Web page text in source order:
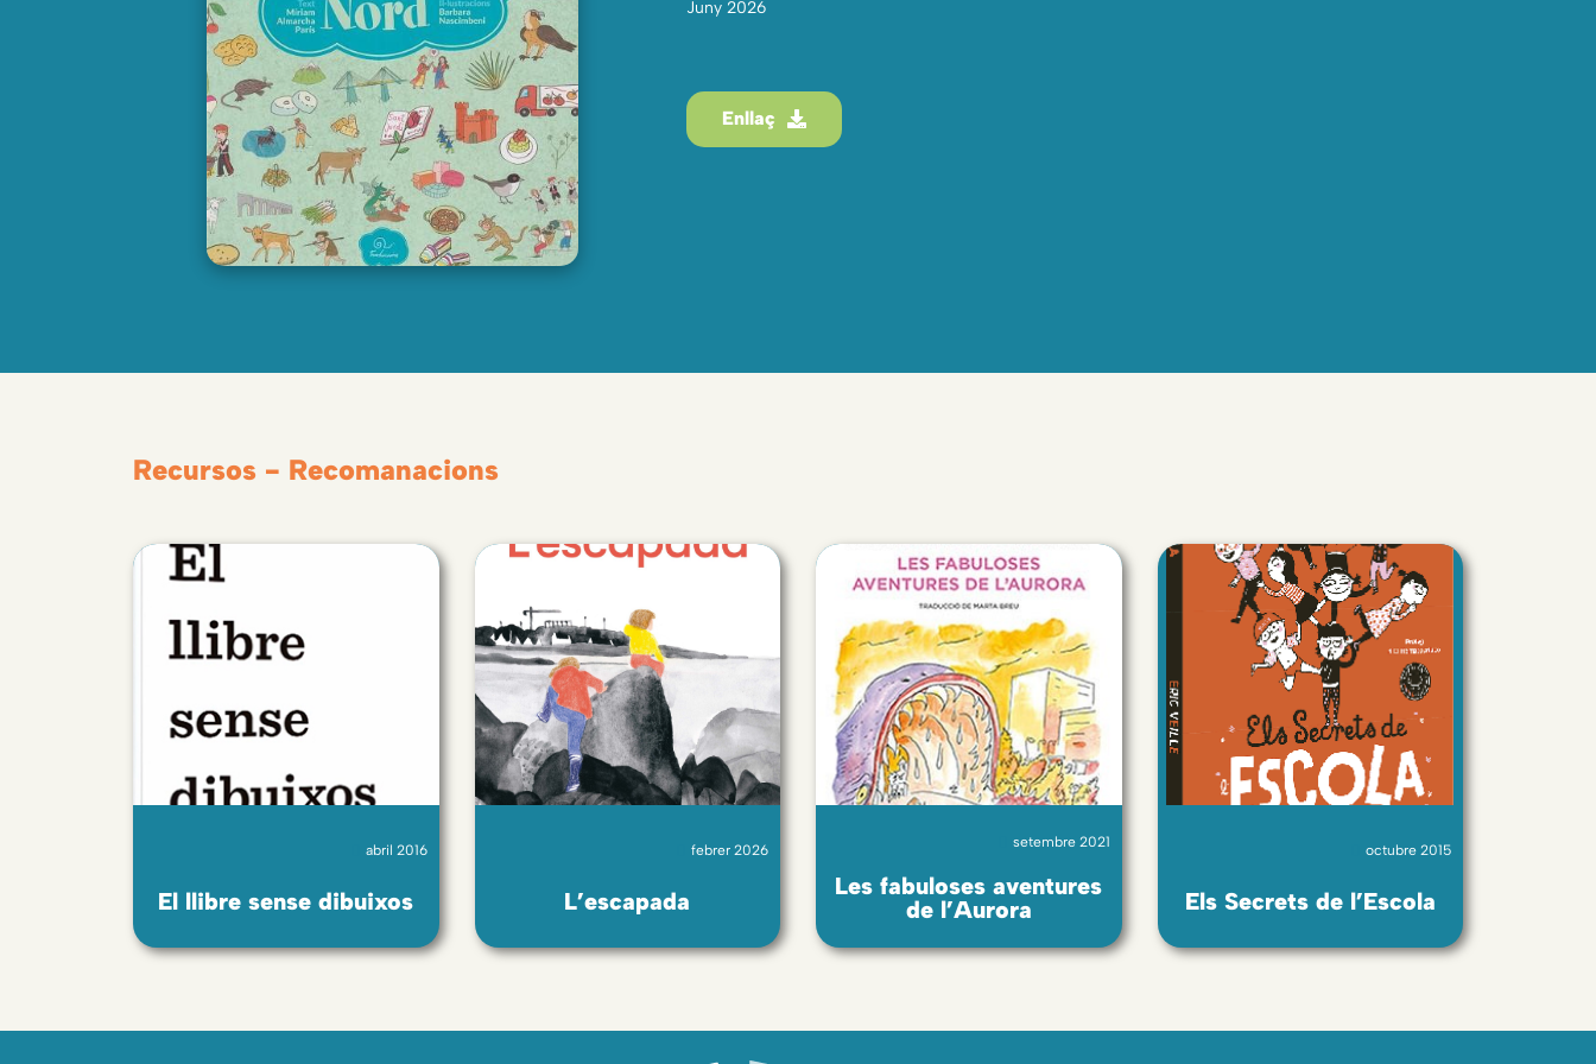
Juny 2026
Enllaç
Recursos - Recomanacions
abril 2016
El llibre sense dibuixos
febrer 2026
L’escapada
setembre 2021
Les fabuloses aventures
de l’Aurora
octubre 2015
Els Secrets de l’Escola